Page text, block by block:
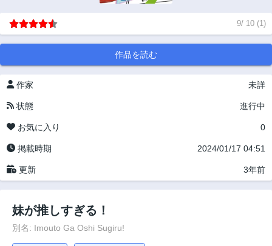
9/ 10 (1)
作品を読む
作家 未詳
状態 進行中
お気に入り 0
掲載時期 2024/01/17 04:51
更新 3年前
妹が推しすぎる！
別名: Imouto Ga Oshi Sugiru!